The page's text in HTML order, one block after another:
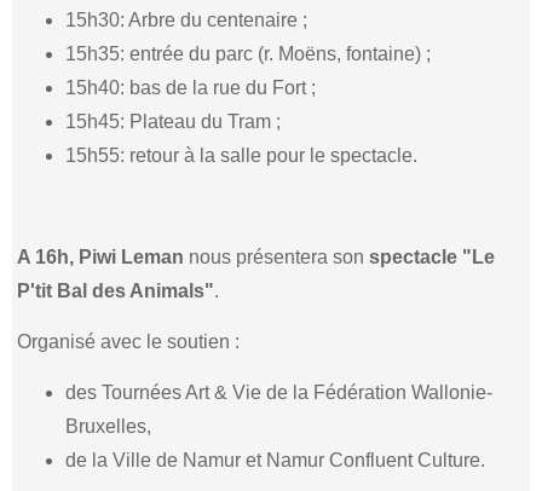
15h30: Arbre du centenaire ;
15h35: entrée du parc (r. Moëns, fontaine) ;
15h40: bas de la rue du Fort ;
15h45: Plateau du Tram ;
15h55: retour à la salle pour le spectacle.
A 16h, Piwi Leman nous présentera sonspectacle "Le
P'tit Bal des Animals".
Organisé avec le soutien :
des Tournées Art & Vie de la Fédération Wallonie-
Bruxelles,
de la Ville de Namur et Namur Confluent Culture.